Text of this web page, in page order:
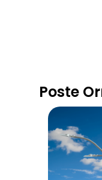
Poste